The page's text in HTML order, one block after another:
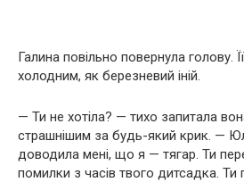
Галина повільно повернула голову.
холодним, як березневий іній.
— Ти не хотіла? — тихо запитала
страшнішим за будь-який крик. —
доводила мені, що я — тягар. Ти
помилки з часів твого дитсадка.